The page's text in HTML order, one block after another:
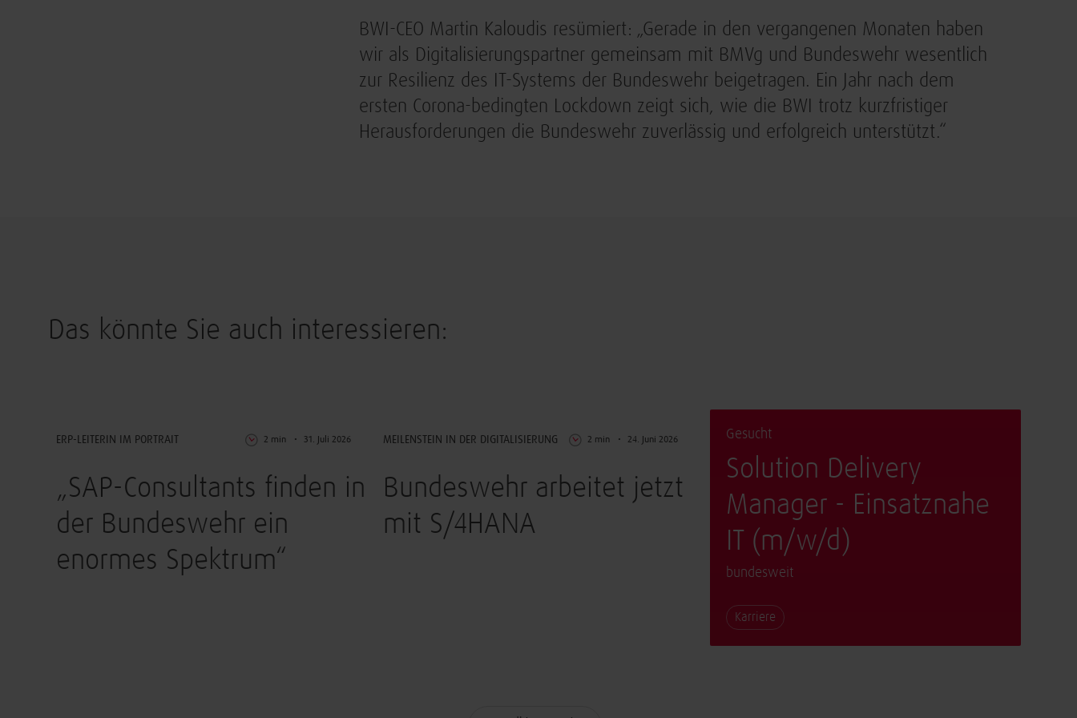
BWI-CEO Martin Kaloudis resümiert: „Gerade in den vergangenen Monaten haben
wir als Digitalisierungspartner gemeinsam mit BMVg und Bundeswehr wesentlich
zur Resilienz des IT-Systems der Bundeswehr beigetragen. Ein Jahr nach dem
ersten Corona-bedingten Lockdown zeigt sich, wie die BWI trotz kurzfristiger
Herausforderungen die Bundeswehr zuverlässig und erfolgreich unterstützt.“
Das könnte Sie auch interessieren:
ERP-LEITERIN IM PORTRAIT 2 min 31. Juli 2026
„SAP-Consultants finden in
der Bundeswehr ein
enormes Spektrum“
MEILENSTEIN IN DER DIGITALISIERUNG 2 min 24. Juni 2026
Bundeswehr arbeitet jetzt
mit S/4HANA
Gesucht
Solution Delivery
Manager - Einsatznahe
IT (m/w/d)
bundesweit
Karriere